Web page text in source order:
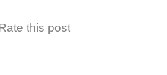
this post